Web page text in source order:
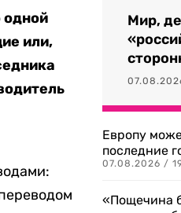
одной
или,
Мир,
Европу
последние
07.08.2026 /
«Пощечина